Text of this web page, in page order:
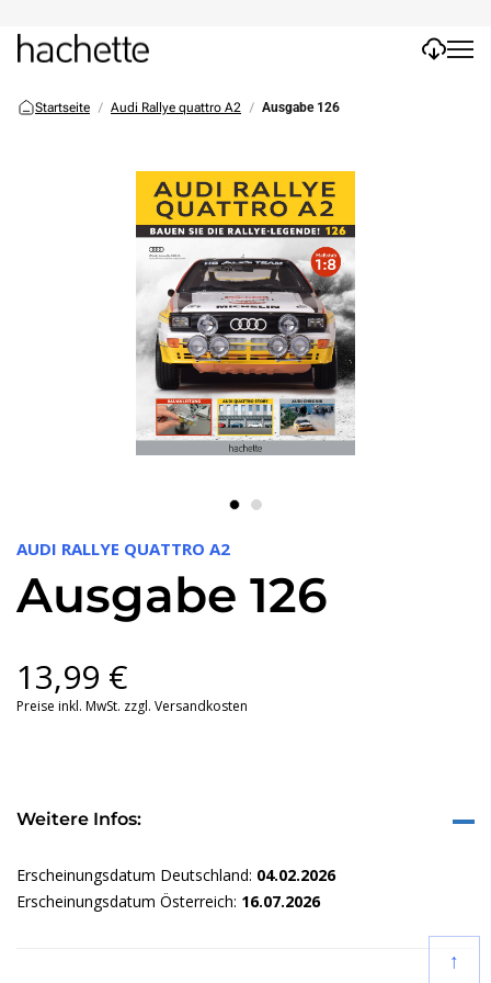
Startseite Audi Rallye quattro A2 Ausgabe 126
AUDI RALLYE QUATTRO A2
Ausgabe 126
13,99 €
Preise inkl. MwSt. zzgl. Versandkosten
Weitere Infos:
Erscheinungsdatum Deutschland: 04.02.2026
Erscheinungsdatum Österreich: 16.07.2026
↑